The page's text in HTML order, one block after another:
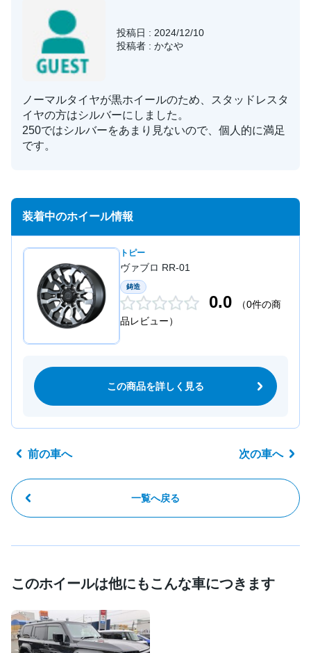
投稿日 : 2024/12/10
投稿者 : かなや
ノーマルタイヤが黒ホイールのため、スタッドレスタ
イヤの方はシルバーにしました。
250ではシルバーをあまり見ないので、個人的に満足
です。
装着中のホイール情報
トピー
ヴァブロ RR-01
鋳造
0.0
（0件の商
品レビュー）
この商品を詳しく見る
前の車へ
一覧へ戻る
次の車へ
このホイールは他にもこんな車につきます